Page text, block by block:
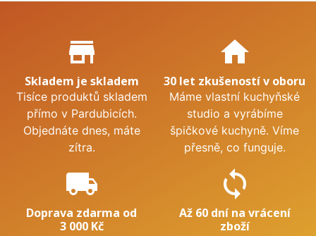
Proč nakupovat u nás?
store_mall_directory
Skladem je skladem
Tisíce produktů skladem
přímo v Pardubicích.
Objednáte dnes, máte
zítra.
home
30 let zkušeností v oboru
Máme vlastní kuchyňské
studio a vyrábíme
špičkové kuchyně. Víme
přesně, co funguje.
local_shipping
Doprava zdarma od
3 000 Kč
sync
Až 60 dní na vrácení
zboží